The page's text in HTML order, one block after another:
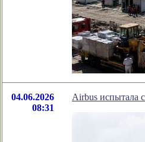
04.06.2026
08:31
Airbus испытала